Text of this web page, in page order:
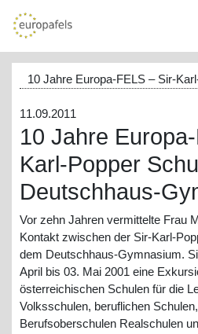
10 Jahre Europa-FELS – Sir-
11.09.2011
10 Jahre
Karl-Popper
Deutschhaus-
Vor zehn Jahren vermittelte Frau
Kontakt zwischen der Sir-Karl-
dem Deutschhaus-Gymnasium.
April bis 03. Mai 2001 eine
österreichischen Schulen für die
Volksschulen, beruflichen
Berufsoberschulen Realschulen